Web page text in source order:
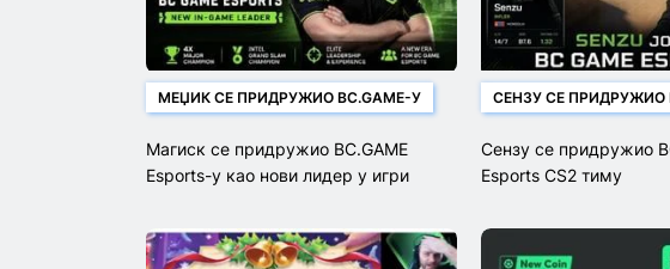
МЕЏИК СЕ ПРИДРУЖИО BC.GAME-У
Магиск се придружио BC.GAME
Esports-у као нови лидер у игри
СЕНЗУ СЕ ПРИДРУЖИО
Сензу се придружио
Esports CS2 тиму